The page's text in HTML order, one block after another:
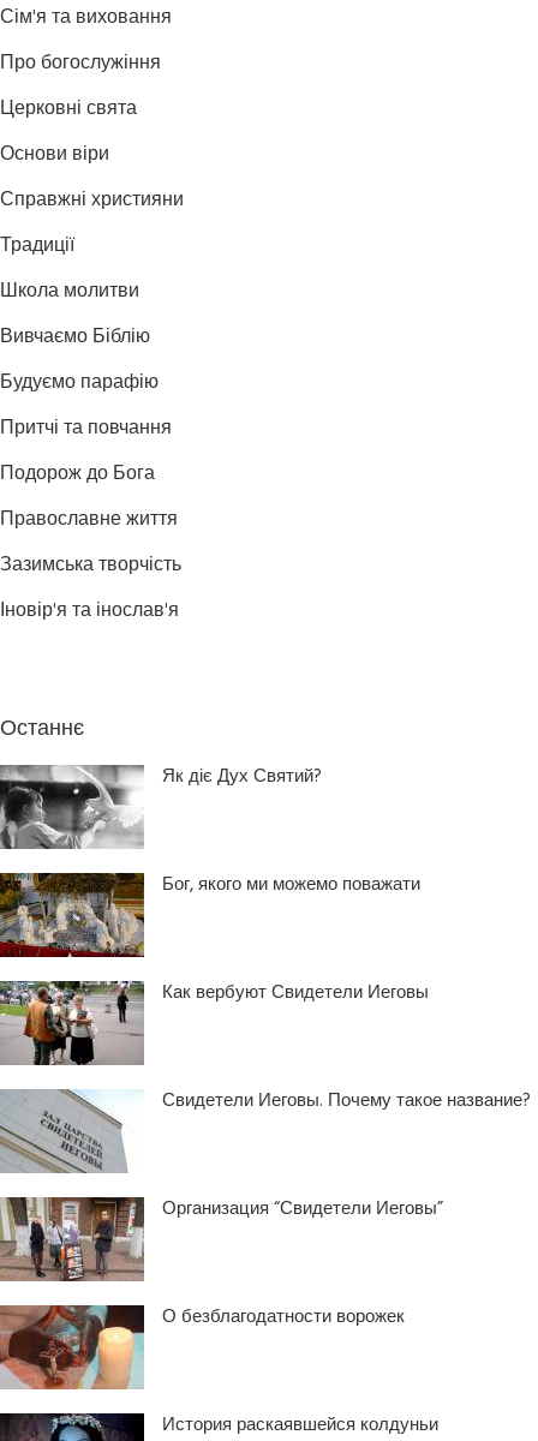
Сім'я та виховання
Про богослужіння
Церковні свята
Основи віри
Справжні християни
Традиції
Школа молитви
Вивчаємо Біблію
Будуємо парафію
Притчі та повчання
Подорож до Бога
Православне життя
Зазимська творчість
Іновір'я та інослав'я
Останнє
Як діє Дух Святий?
Бог, якого ми можемо поважати
Как вербуют Свидетели Иеговы
Свидетели Иеговы. Почему такое название?
Организация “Свидетели Иеговы”
О безблагодатности ворожек
История раскаявшейся колдуньи